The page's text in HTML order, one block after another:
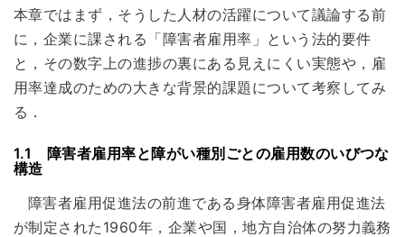
本章ではまず，そうした人材の活躍について議論する前
に，企業に課される「障害者雇用率」という法的要件
と，その数字上の進捗の裏にある見えにくい実態や，雇
用率達成のための大きな背景的課題について考察してみ
る．
1.1 障害者雇用率と障がい種別ごとの雇用数のいびつな
構造
障害者雇用促進法の前進である身体障害者雇用促進法
が制定された1960年，企業や国，地方自治体の努力義務